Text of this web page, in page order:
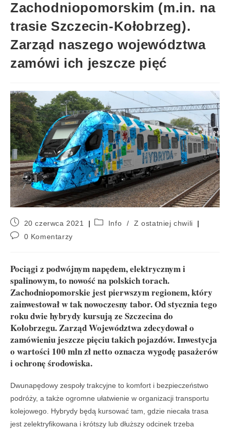
Zachodniopomorskim (m.in. na
trasie Szczecin-Kołobrzeg).
Zarząd naszego województwa
zamówi ich jeszcze pięć
20 czerwca 2021 Info /
Z ostatniej chwili
0 Komentarzy
Pociągi z podwójnym napędem, elektrycznym i
spalinowym, to nowość na polskich torach.
Zachodniopomorskie jest pierwszym regionem, który
zainwestował w tak nowoczesny tabor. Od stycznia tego
roku dwie hybrydy kursują ze Szczecina do
Kołobrzegu. Zarząd Województwa zdecydował o
zamówieniu jeszcze pięciu takich pojazdów. Inwestycja
o wartości 100 mln zł netto oznacza wygodę pasażerów
i ochronę środowiska.
Dwunapędowy zespoły trakcyjne to komfort i bezpieczeństwo
podróży, a także ogromne ułatwienie w organizacji transportu
kolejowego. Hybrydy będą kursować tam, gdzie niecała trasa
jest zelektryfikowana i krótszy lub dłuższy odcinek trzeba